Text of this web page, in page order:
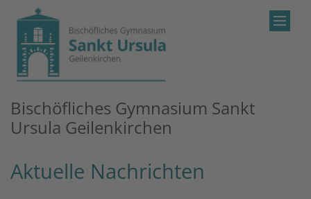
Zum Inhalt springen
Bischöfliches Gymnasium Sankt
Ursula Geilenkirchen
Aktuelle Nachrichten